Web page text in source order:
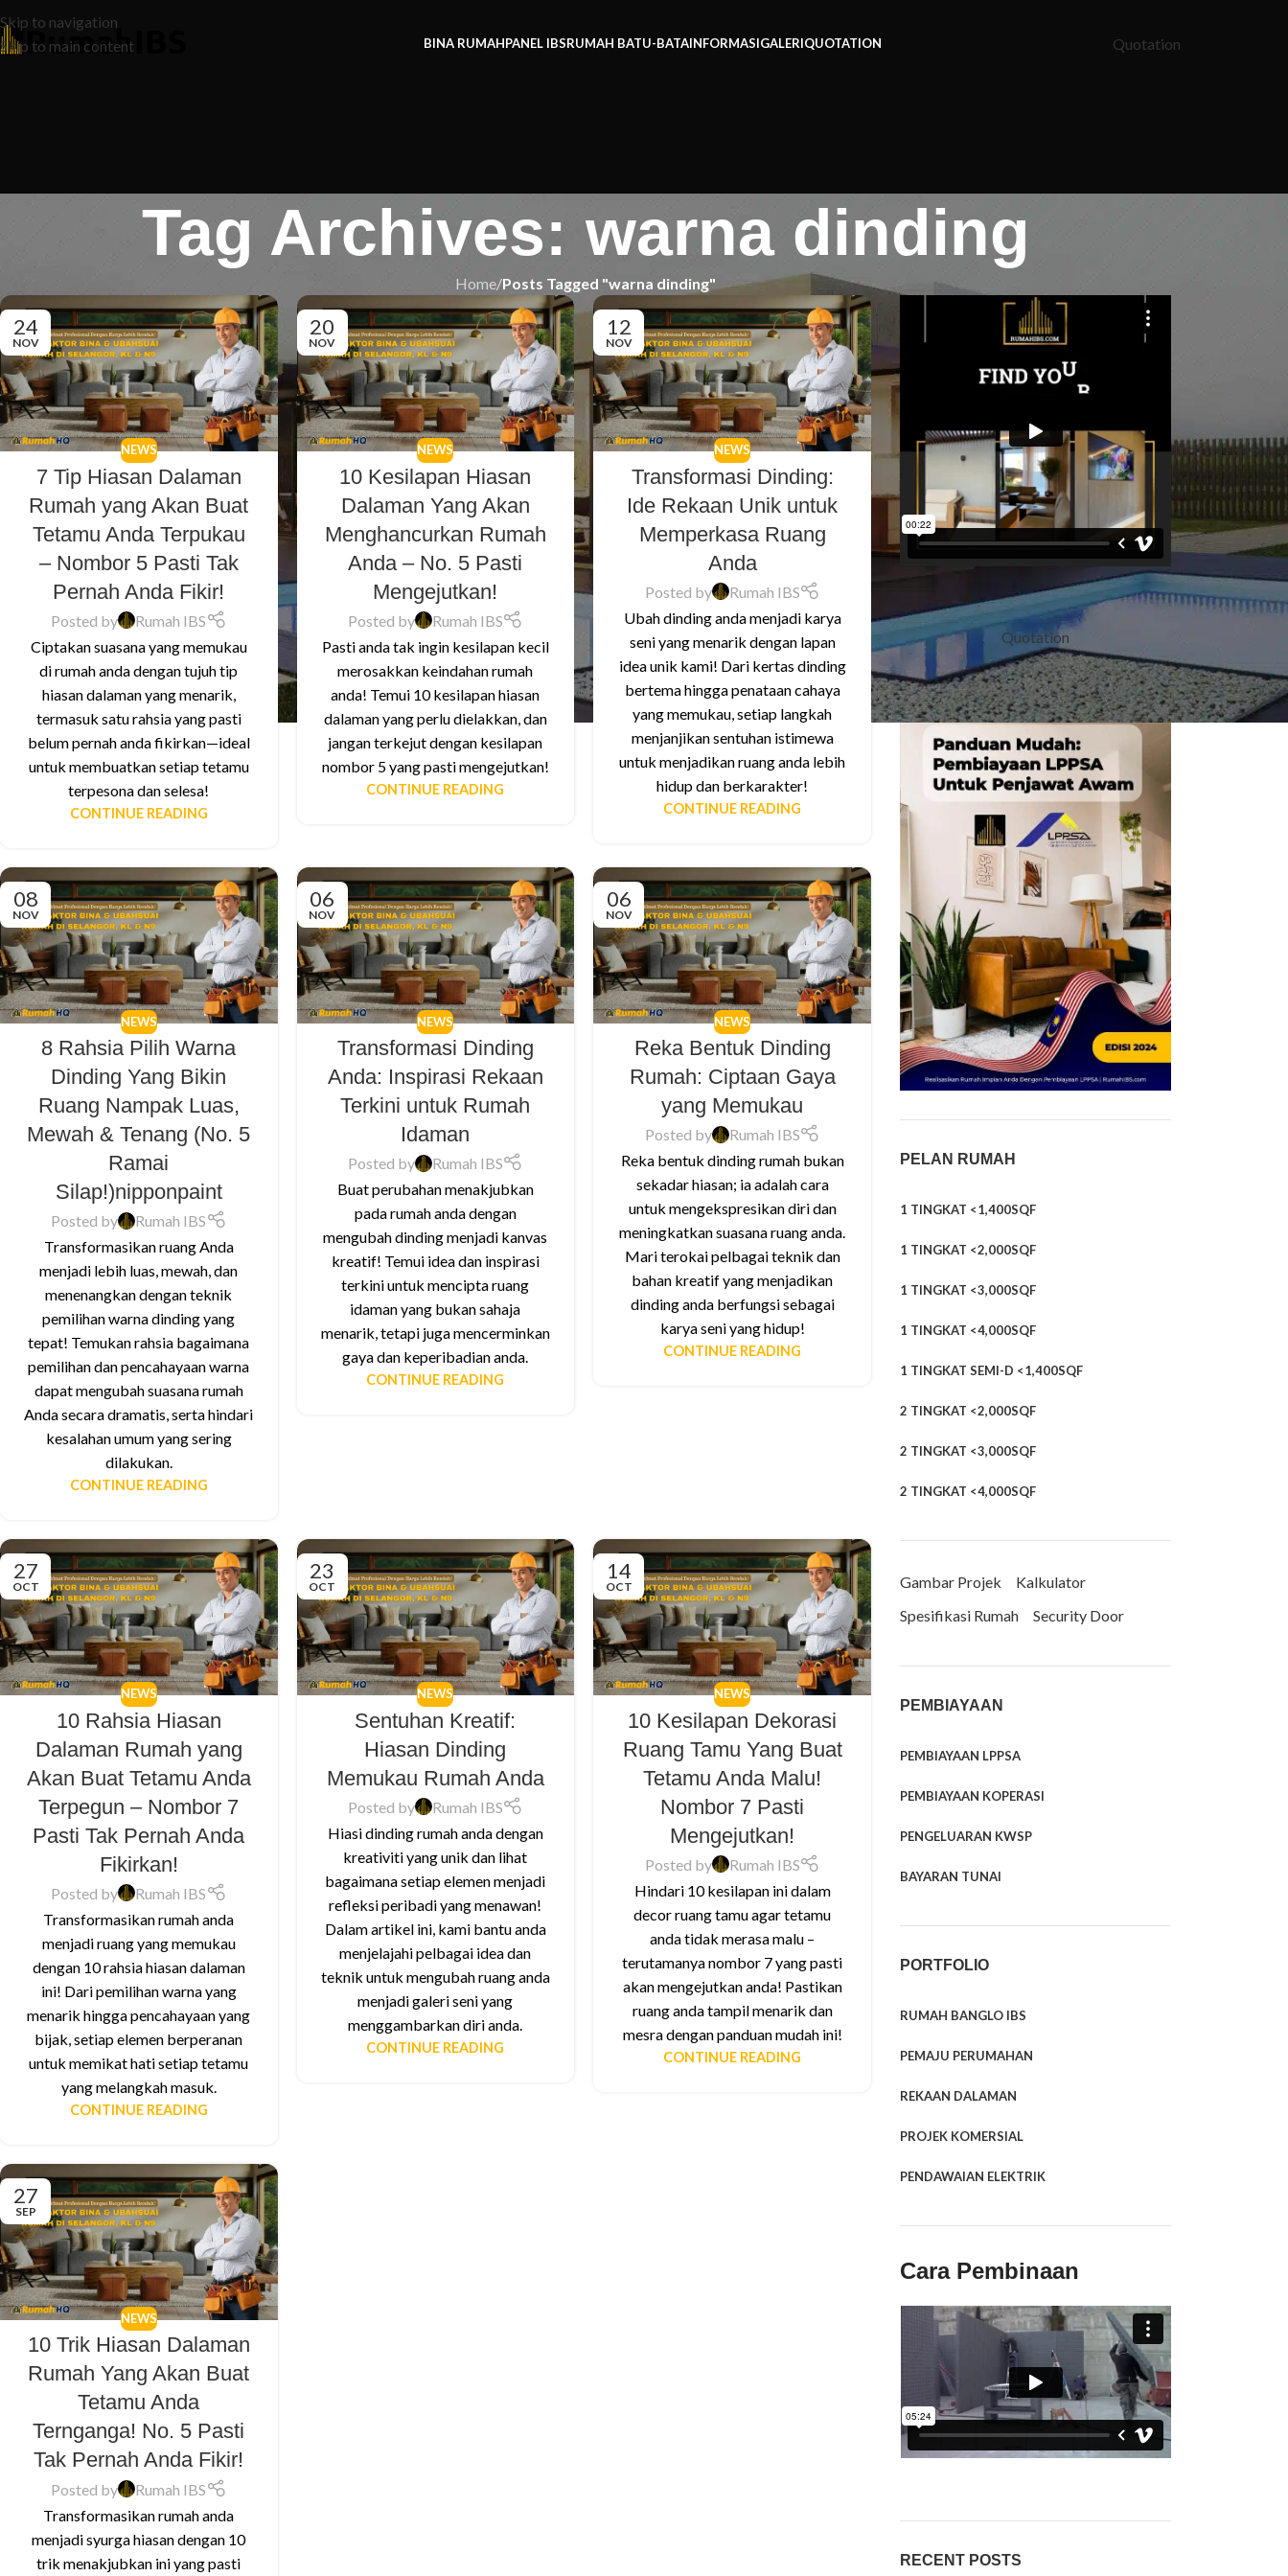
Skip to navigation
Skip to main content
BINA RUMAHPANEL IBSRUMAH BATU-BATAINFORMASIGALERIQUOTATION Quotation
Tag Archives: warna dinding
Home/Posts Tagged "warna dinding"
24
NOV
NEWS
7 Tip Hiasan Dalaman
Rumah yang Akan Buat
Tetamu Anda Terpukau
– Nombor 5 Pasti Tak
Pernah Anda Fikir!
Posted by
Rumah IBS
Ciptakan suasana yang memukau
di rumah anda dengan tujuh tip
hiasan dalaman yang menarik,
termasuk satu rahsia yang pasti
belum pernah anda fikirkan—ideal
untuk membuatkan setiap tetamu
terpesona dan selesa!
CONTINUE READING
20
NOV
NEWS
10 Kesilapan Hiasan
Dalaman Yang Akan
Menghancurkan Rumah
Anda – No. 5 Pasti
Mengejutkan!
Posted by
Rumah IBS
Pasti anda tak ingin kesilapan kecil
merosakkan keindahan rumah
anda! Temui 10 kesilapan hiasan
dalaman yang perlu dielakkan, dan
jangan terkejut dengan kesilapan
nombor 5 yang pasti mengejutkan!
CONTINUE READING
12
NOV
NEWS
Transformasi Dinding:
Ide Rekaan Unik untuk
Memperkasa Ruang
Anda
Posted by
Rumah IBS
Ubah dinding anda menjadi karya
seni yang menarik dengan lapan
idea unik kami! Dari kertas dinding
bertema hingga penataan cahaya
yang memukau, setiap langkah
menjanjikan sentuhan istimewa
untuk menjadikan ruang anda lebih
hidup dan berkarakter!
CONTINUE READING
08
NOV
NEWS
8 Rahsia Pilih Warna
Dinding Yang Bikin
Ruang Nampak Luas,
Mewah & Tenang (No. 5
Ramai
Silap!)nipponpaint
Posted by
Rumah IBS
Transformasikan ruang Anda
menjadi lebih luas, mewah, dan
menenangkan dengan teknik
pemilihan warna dinding yang
tepat! Temukan rahsia bagaimana
pemilihan dan pencahayaan warna
dapat mengubah suasana rumah
Anda secara dramatis, serta hindari
kesalahan umum yang sering
dilakukan.
CONTINUE READING
06
NOV
NEWS
Transformasi Dinding
Anda: Inspirasi Rekaan
Terkini untuk Rumah
Idaman
Posted by
Rumah IBS
Buat perubahan menakjubkan
pada rumah anda dengan
mengubah dinding menjadi kanvas
kreatif! Temui idea dan inspirasi
terkini untuk mencipta ruang
idaman yang bukan sahaja
menarik, tetapi juga mencerminkan
gaya dan keperibadian anda.
CONTINUE READING
06
NOV
NEWS
Reka Bentuk Dinding
Rumah: Ciptaan Gaya
yang Memukau
Posted by
Rumah IBS
Reka bentuk dinding rumah bukan
sekadar hiasan; ia adalah cara
untuk mengekspresikan diri dan
meningkatkan suasana ruang anda.
Mari terokai pelbagai teknik dan
bahan kreatif yang menjadikan
dinding anda berfungsi sebagai
karya seni yang hidup!
CONTINUE READING
27
OCT
NEWS
10 Rahsia Hiasan
Dalaman Rumah yang
Akan Buat Tetamu Anda
Terpegun – Nombor 7
Pasti Tak Pernah Anda
Fikirkan!
Posted by
Rumah IBS
Transformasikan rumah anda
menjadi ruang yang memukau
dengan 10 rahsia hiasan dalaman
ini! Dari pemilihan warna yang
menarik hingga pencahayaan yang
bijak, setiap elemen berperanan
untuk memikat hati setiap tetamu
yang melangkah masuk.
CONTINUE READING
23
OCT
NEWS
Sentuhan Kreatif:
Hiasan Dinding
Memukau Rumah Anda
Posted by
Rumah IBS
Hiasi dinding rumah anda dengan
kreativiti yang unik dan lihat
bagaimana setiap elemen menjadi
refleksi peribadi yang menawan!
Dalam artikel ini, kami bantu anda
menjelajahi pelbagai idea dan
teknik untuk mengubah ruang anda
menjadi galeri seni yang
menggambarkan diri anda.
CONTINUE READING
14
OCT
NEWS
10 Kesilapan Dekorasi
Ruang Tamu Yang Buat
Tetamu Anda Malu!
Nombor 7 Pasti
Mengejutkan!
Posted by
Rumah IBS
Hindari 10 kesilapan ini dalam
decor ruang tamu agar tetamu
anda tidak merasa malu –
terutamanya nombor 7 yang pasti
akan mengejutkan anda! Pastikan
ruang anda tampil menarik dan
mesra dengan panduan mudah ini!
CONTINUE READING
27
SEP
NEWS
10 Trik Hiasan Dalaman
Rumah Yang Akan Buat
Tetamu Anda
Ternganga! No. 5 Pasti
Tak Pernah Anda Fikir!
Posted by
Rumah IBS
Transformasikan rumah anda
menjadi syurga hiasan dengan 10
trik menakjubkan ini yang pasti
Quotation
PELAN RUMAH
1 TINGKAT <1,400SQF
1 TINGKAT <2,000SQF
1 TINGKAT <3,000SQF
1 TINGKAT <4,000SQF
1 TINGKAT SEMI-D <1,400SQF
2 TINGKAT <2,000SQF
2 TINGKAT <3,000SQF
2 TINGKAT <4,000SQF
Gambar Projek
Kalkulator
Spesifikasi Rumah
Security Door
PEMBIAYAAN
PEMBIAYAAN LPPSA
PEMBIAYAAN KOPERASI
PENGELUARAN KWSP
BAYARAN TUNAI
PORTFOLIO
RUMAH BANGLO IBS
PEMAJU PERUMAHAN
REKAAN DALAMAN
PROJEK KOMERSIAL
PENDAWAIAN ELEKTRIK
Cara Pembinaan
RECENT POSTS